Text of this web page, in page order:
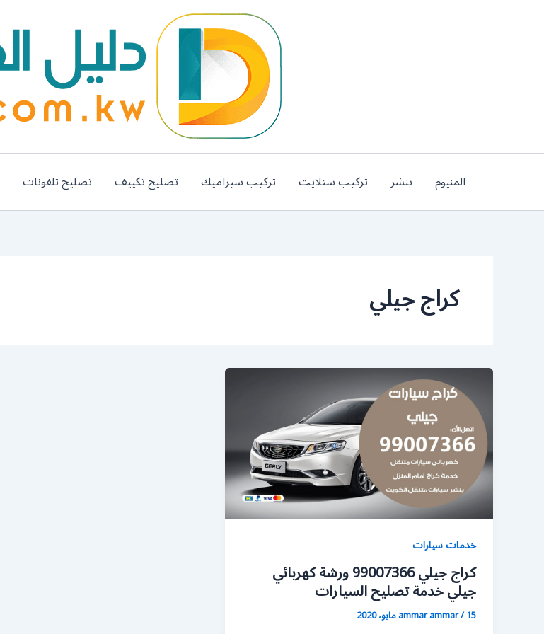
المنيوم بنشر تركيب ستلايت تركيب سيراميك تصليح تكييف تصليح تلفونات
كراج جيلي
خدمات سيارات
كراج جيلي 99007366 ورشة كهربائي
جيلي خدمة تصليح السيارات
ammar ammar/15 مايو، 2020